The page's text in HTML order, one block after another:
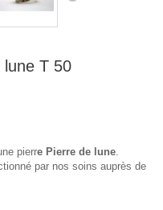
lune T 50
pierre Pierre de lune.
par nos soins auprès de